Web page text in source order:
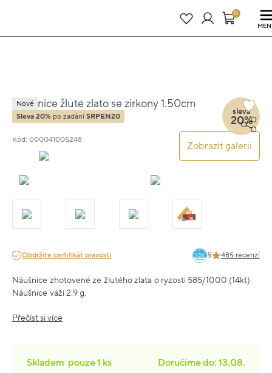
21 dní : 1h : 56m : 16s
0
Náušnice žluté zlato se zirkony 1.50cm
2.90g
Kód: 000041005248
Zobrazit galerii
Nové
Sleva 20% po zadání SRPEN20
sleva
20%
Obdržíte certifikát pravosti 5 485 recenzí
Náušnice zhotovené ze žlutého zlata o ryzosti 585/1000 (14kt).
Náušnice váží 2.9 g.
Přečíst si více
Skladem pouze1 ks
Doručíme do: 13.08.